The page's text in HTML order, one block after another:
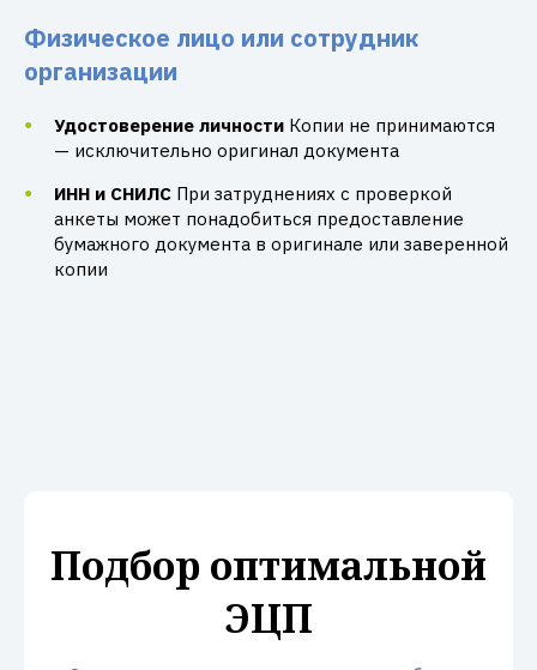
Физическое лицо или сотрудник
организации
Удостоверение личности Копии не принимаются
— исключительно оригинал документа
ИНН и СНИЛС При затруднениях с проверкой
анкеты может понадобиться предоставление
бумажного документа в оригинале или заверенной
копии
Подбор оптимальной
ЭЦП